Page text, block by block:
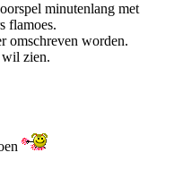
minutenlang met
flamoes.
omschreven worden.
wil zien.